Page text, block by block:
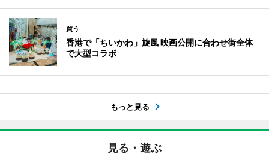
買う
香港で「ちいかわ」旋風 映画公開に合わせ街全体
で大型コラボ
もっと見る
見る・遊ぶ